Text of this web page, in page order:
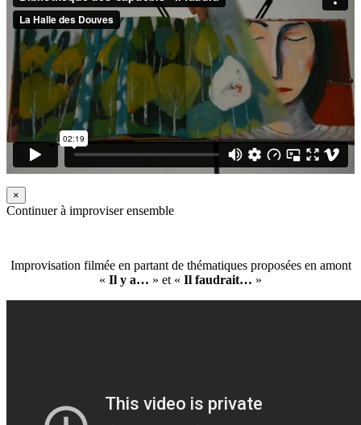
×
Continuer à improviser ensemble
Improvisation filmée en partant de thématiques proposées en amont
« Il y a… » et « Il faudrait… »